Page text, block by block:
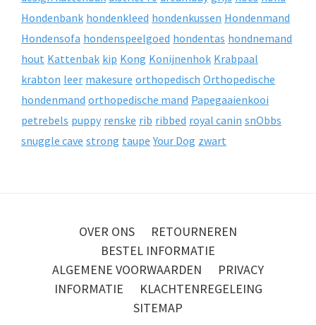
Hondenbank hondenkleed hondenkussen Hondenmand
Hondensofa hondenspeelgoed hondentas hondnemand
hout Kattenbak kip Kong Konijnenhok Krabpaal
krabton leer makesure orthopedisch Orthopedische
hondenmand orthopedische mand Papegaaienkooi
petrebels puppy renske rib ribbed royal canin snObbs
snuggle cave strong taupe Your Dog zwart
OVER ONS
RETOURNEREN
BESTEL INFORMATIE
ALGEMENE VOORWAARDEN
PRIVACY
INFORMATIE
KLACHTENREGELEING
SITEMAP